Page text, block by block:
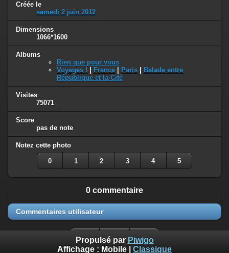
Créée le
samedi 2 juin 2012
Dimensions
1066*1600
Albums
Rien que pour vous
Voyages !
France Paris
Balade entre
République et la Cité
Visites
75071
Score
pas de note
Notez cette photo
0 1 2 3 4 5
0 commentaire
Commentaires utilisateur
Propulsé par Piwigo
Affichage : Mobile Classique